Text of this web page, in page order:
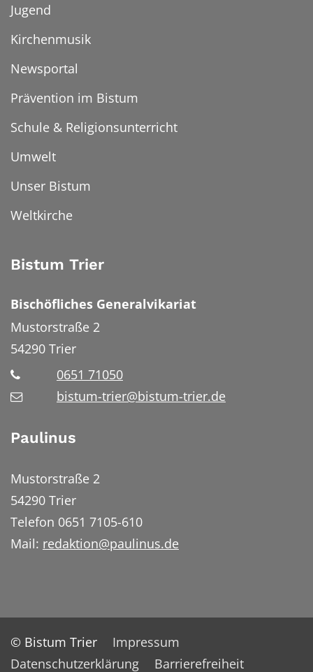
Jugend
Kirchenmusik
Newsportal
Prävention im Bistum
Schule & Religionsunterricht
Umwelt
Unser Bistum
Weltkirche
Bistum Trier
Bischöfliches Generalvikariat
Mustorstraße 2
54290 Trier
0651 71050
bistum-trier@bistum-trier.de
Paulinus
Mustorstraße 2
54290 Trier
Telefon 0651 7105-610
Mail: redaktion@paulinus.de
© Bistum Trier
Impressum
Datenschutzerklärung
Barrierefreiheit